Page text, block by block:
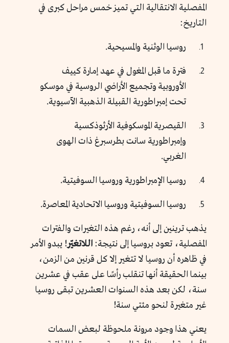
المفصلية الانتقالية التي تميز خمس مراحل كبرى في
التاريخ:
روسيا الوثنية والمسيحية.
فترة ما قبل المغول في عهد إمارة كييف
الأوروبية وتجميع الأراضي الروسية في موسكو
تحت إمبراطورية القبيلة الذهبية الآسيوية.
القيصرية الموسكوفية الأرثوذكسية
وإمبراطورية سانت بطرسبرغ ذات الهوى
الغربي.
روسيا الإمبراطورية وروسيا السوفيتية.
روسيا السوفيتية وروسيا الاتحادية المعاصرة.
يذهب ترينين إلى أنه، رغم هذه التغيرات والفترات
المفصلية، تعود بروسيا إلى نتيجة: اللاتغيّر! يبدو الأمر
في ظاهره أن روسيا لا تتغير إلا كل قرنين من الزمن،
بينما الحقيقة أنها تنقلب رأسًا على عقب في عشرين
سنة، لكن بعد هذه السنوات العشرين تبقى روسيا
غير متغيرة لنحو مئتي سنة!
يعني هذا وجود مرونة ملحوظة لبعض السمات